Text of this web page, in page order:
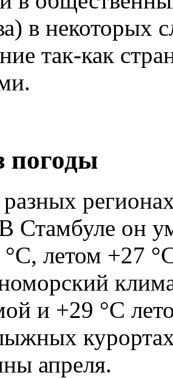
в некоторых
так-как
погоды
Стамбуле он
летом +27
и +29 °C
апреля.